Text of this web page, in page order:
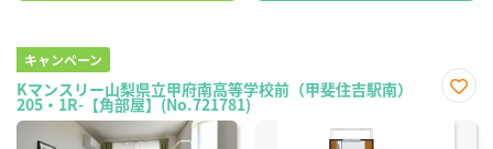
キャンペーン
Kマンスリー山梨県立甲府南高等学校前（甲斐住吉駅南）
205・1R-【角部屋】(No.721781)
に入